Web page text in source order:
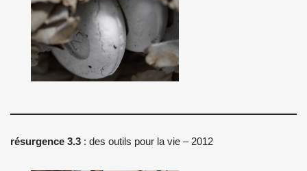
résurgence 3.3 : des outils pour la vie – 2012